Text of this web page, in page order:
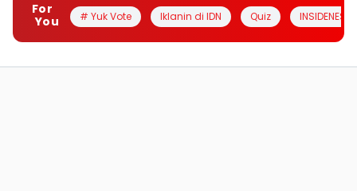
For
You
# Yuk Vote Iklanin di IDN Quiz INSIDENESIA